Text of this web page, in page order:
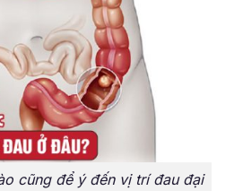
cũng để ý đến vị trí đau đại